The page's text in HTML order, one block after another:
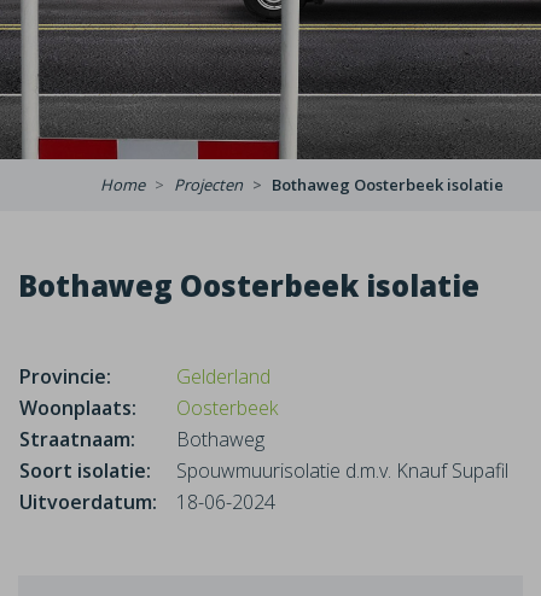
Home Projecten Bothaweg Oosterbeek isolatie
Bothaweg Oosterbeek isolatie
Provincie:
Gelderland
Woonplaats:
Oosterbeek
Straatnaam:
Bothaweg
Soort isolatie:
Spouwmuurisolatie d.m.v. Knauf Supafil
Uitvoerdatum:
18-06-2024